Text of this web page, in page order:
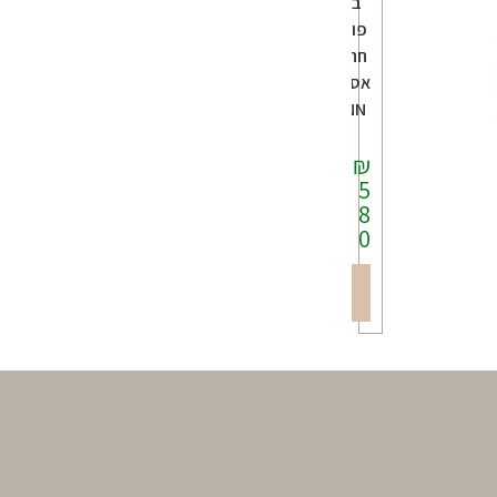
פורצלן
חתומה
אספנות
MANN
₪
5
8
0